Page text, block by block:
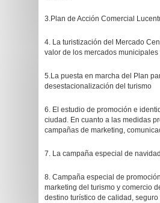
3.Plan de Acción Comercial
4. La turistización del Mercado
valor de los mercados
5.La puesta en marcha del Plan
desestacionalización del turismo
6. El estudio de promoción e
ciudad. En cuanto a las medidas
campañas de marketing,
7. La campaña especial de
8. Campaña especial de
marketing del turismo y comercio
destino turístico de calidad,